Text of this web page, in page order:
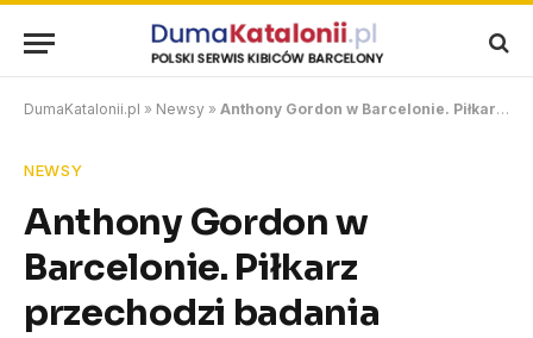
DumaKatalonii.pl » Newsy » Anthony Gordon w Barcelonie. Piłkarz przechodzi badania medyczne i przejdzie za 70 mln funtów
NEWSY
Anthony Gordon w
Barcelonie. Piłkarz
przechodzi badania